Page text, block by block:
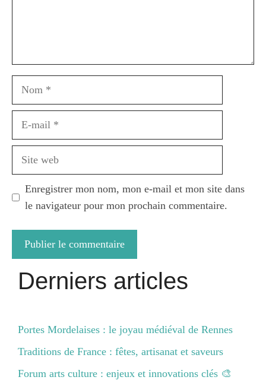
Nom
Site
Enregistrer mon nom, mon e-mail et mon site dans
le navigateur pour mon prochain commentaire.
Derniers articles
Portes Mordelaises : le joyau médiéval de Rennes
Traditions de France : fêtes, artisanat et saveurs
Forum arts culture : enjeux et innovations clés 🎨